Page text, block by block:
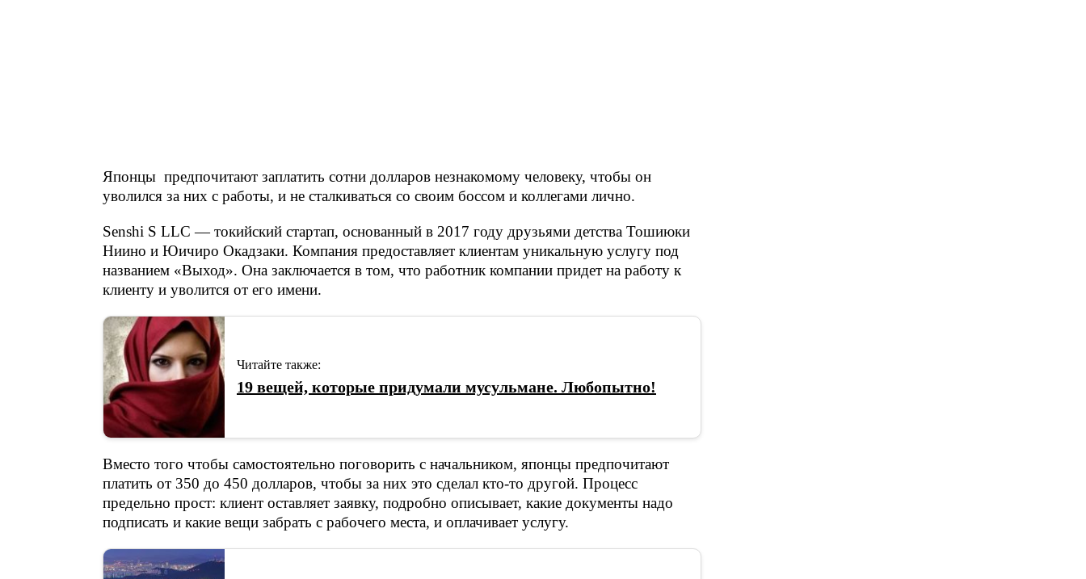
Японцы предпочитают заплатить сотни долларов незнакомому человеку, чтобы он
уволился за них с работы, и не сталкиваться со своим боссом и коллегами лично.
Senshi S LLC — токийский стартап, основанный в 2017 году друзьями детства Тошиюки
Ниино и Юичиро Окадзаки. Компания предоставляет клиентам уникальную услугу под
названием «Выход». Она заключается в том, что работник компании придет на работу к
клиенту и уволится от его имени.
Читайте также:
19 вещей, которые придумали мусульмане. Любопытно!
Вместо того чтобы самостоятельно поговорить с начальником, японцы предпочитают
платить от 350 до 450 долларов, чтобы за них это сделал кто-то другой. Процесс
предельно прост: клиент оставляет заявку, подробно описывает, какие документы надо
подписать и какие вещи забрать с рабочего места, и оплачивает услугу.